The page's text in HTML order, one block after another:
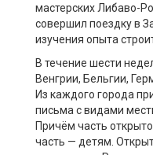
мастерских Либаво-
совершил поездку в
изучения опыта
В течение шести
Венгрии, Бельгии,
Из каждого города
письма с видами
Причём часть
часть — детям.